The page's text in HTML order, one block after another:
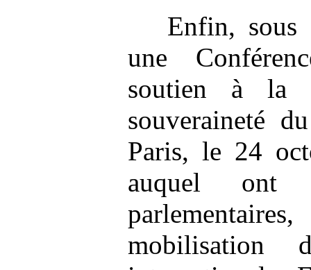
Enfin, sous
une
soutien à la
souveraineté
Paris, le 24
auquel ont
mobilisation